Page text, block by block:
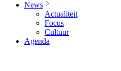
News
Actualiteit
Focus
Cultuur
Agenda